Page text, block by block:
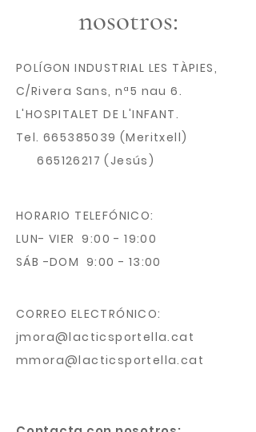
nosotros:
POLÍGON INDUSTRIAL LES TÀPIES,
C/Rivera Sans, nª5 nau 6.
L'HOSPITALET DE L'INFANT.
Tel. 665385039 (Meritxell)
665126217 (Jesús)
HORARIO TELEFÓNICO:
LUN- VIER 9:00 - 19:00
SÁB -DOM 9:00 - 13:00
CORREO ELECTRÓNICO:
jmora@lacticsportella.cat
mmora@lacticsportella.cat